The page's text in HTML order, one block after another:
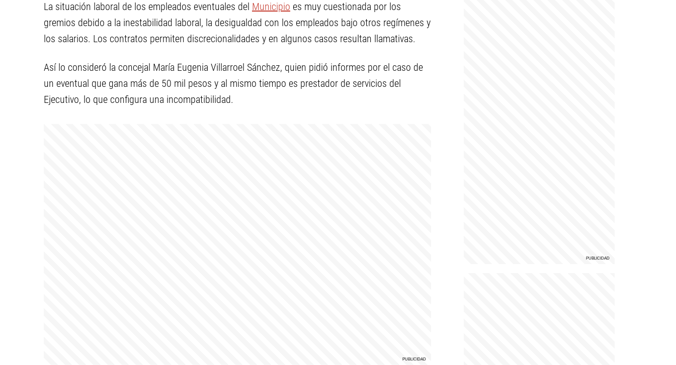
La situación laboral de los empleados eventuales del Municipio es muy cuestionada por los
gremios debido a la inestabilidad laboral, la desigualdad con los empleados bajo otros regímenes y
los salarios. Los contratos permiten discrecionalidades y en algunos casos resultan llamativas.
Así lo consideró la concejal María Eugenia Villarroel Sánchez, quien pidió informes por el caso de
un eventual que gana más de 50 mil pesos y al mismo tiempo es prestador de servicios del
Ejecutivo, lo que configura una incompatibilidad.